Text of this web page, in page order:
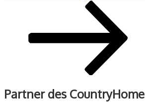
Partner des CountryHome